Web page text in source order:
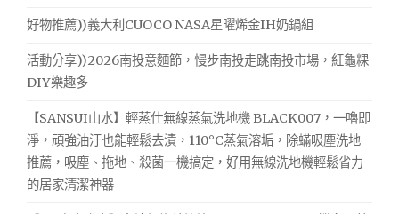
好物推薦))義大利CUOCO NASA星曜烯金IH奶鍋組
活動分享))2026南投意麵節，慢步南投走跳南投市場，紅龜粿
DIY樂趣多
【SANSUI山水】輕蒸仕無線蒸氣洗地機 BLACK007，一嚕即
淨，頑強油汙也能輕鬆去漬，110°C蒸氣溶垢，除蟎吸塵洗地
推薦，吸塵、拖地、殺菌一機搞定，好用無線洗地機輕鬆省力
的居家清潔神器